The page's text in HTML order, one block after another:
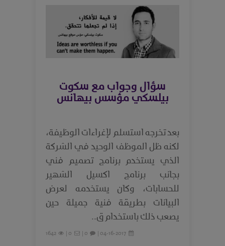
سؤال وجواب مع سكوت
بيلسكي مؤسس بيهانس
بعد تخرجه استسلم لإغراءات الوظيفة،
لكنه ظل الموظف الوحيد في الشركة
الذي يستخدم برنامج تصميم فني
بجانب برنامج اكسيل الشهير
للحسابات، وكان يستخدمه لعرض
البيانات بطريقة فنية جميلة حين
يصعب ذلك باستخدام ق..
04-16-2017 |
0 |
0 |
1642